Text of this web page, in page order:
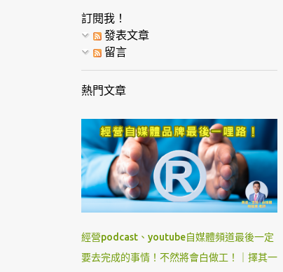
訂閱我！
發表文章
留言
熱門文章
經營podcast、youtube自媒體頻道最後一定
要去完成的事情！不然將會白做工！｜擇其一